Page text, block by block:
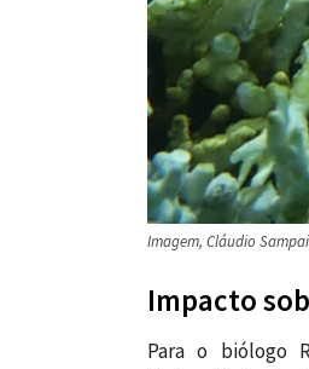
Imagem, Cláudio
Impacto
Para o biólogo